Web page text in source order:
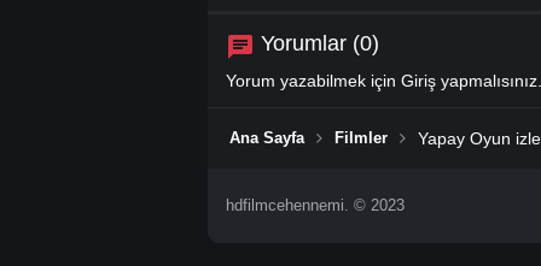
Yorumlar (0)
Yorum yazabilmek için Giriş yapmalısınız.
Ana Sayfa Filmler Yapay Oyun izle
hdfilmcehennemi. © 2023